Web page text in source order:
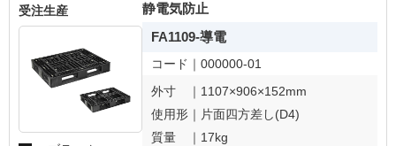
受注生産
静電気防止
FA1109-導電
コード｜ 000000-01
外寸 ｜ 1107×906×152mm
使用形｜ 片面四方差し(D4)
質量 ｜ 17kg